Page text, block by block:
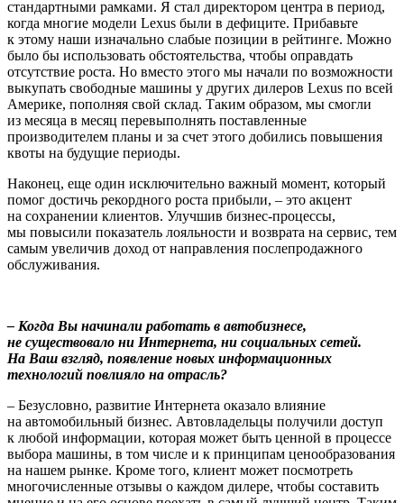
стандартными рамками. Я стал директором центра в период,
когда многие модели Lexus были в дефиците. Прибавьте
к этому наши изначально слабые позиции в рейтинге. Можно
было бы использовать обстоятельства, чтобы оправдать
отсутствие роста. Но вместо этого мы начали по возможности
выкупать свободные машины у других дилеров Lexus по всей
Америке, пополняя свой склад. Таким образом, мы смогли
из месяца в месяц перевыполнять поставленные
производителем планы и за счет этого добились повышения
квоты на будущие периоды.
Наконец, еще один исключительно важный момент, который
помог достичь рекордного роста прибыли, – это акцент
на сохранении клиентов. Улучшив бизнес-процессы,
мы повысили показатель лояльности и возврата на сервис, тем
самым увеличив доход от направления послепродажного
обслуживания.
– Когда Вы начинали работать в автобизнесе,
не существовало ни Интернета, ни социальных сетей.
На Ваш взгляд, появление новых информационных
технологий повлияло на отрасль?
– Безусловно, развитие Интернета оказало влияние
на автомобильный бизнес. Автовладельцы получили доступ
к любой информации, которая может быть ценной в процессе
выбора машины, в том числе и к принципам ценообразования
на нашем рынке. Кроме того, клиент может посмотреть
многочисленные отзывы о каждом дилере, чтобы составить